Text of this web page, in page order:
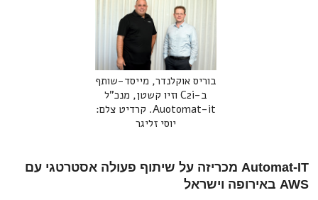
בוריס אוקלנדר, מייסד-שותף
ב-C2i וזיו קשטן, מנכ"ל
Auotomat-it. קרדיט צלם:
יוסי זליגר
Automat-IT מכריזה על שיתוף פעולה אסטרטגי עם
AWS באירופה וישראל